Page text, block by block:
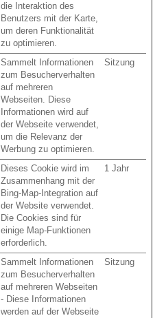
die Interaktion des
Benutzers mit der Karte,
um deren Funktionalität
zu optimieren.
Sammelt Informationen
zum Besucherverhalten
auf mehreren
Webseiten. Diese
Informationen wird auf
der Webseite verwendet,
um die Relevanz der
Werbung zu optimieren.
Sitzung
Dieses Cookie wird im
Zusammenhang mit der
Bing-Map-Integration auf
der Website verwendet.
Die Cookies sind für
einige Map-Funktionen
erforderlich.
1 Jahr
Sammelt Informationen
zum Besucherverhalten
auf mehreren Webseiten
- Diese Informationen
werden auf der Webseite
Sitzung